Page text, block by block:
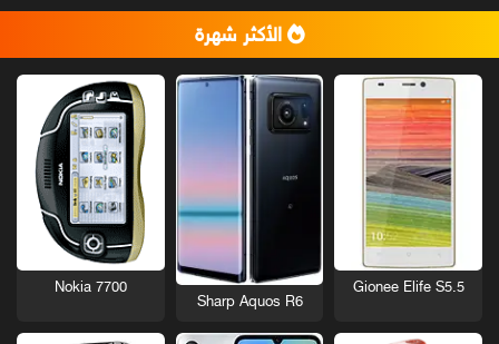
الأكثر شهرة
Gionee Elife S5.5
Sharp Aquos R6
Nokia 7700